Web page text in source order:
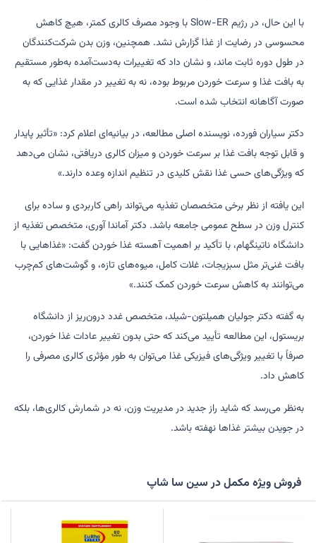
با این حال، در رژیم Slow-ER با وجود مصرف کالری کمتر، هیچ کاهش
محسوسی در رضایت از غذا گزارش نشد. همچنین، وزن بدن شرکت‌کنندگان
در طول دوره ثابت ماند، و نشان داد که تغییرات به‌دست‌آمده به‌طور مستقیم
به بافت غذا و سرعت خوردن مربوط بوده، نه به تغییر در مقدار غذایی که به
صورت آگاهانه انتخاب شده است.
دکتر سیاران فورده، نویسنده اصلی مطالعه، در بیانیه‌ای اعلام کرد: «تأثیر پایدار
و قابل توجه بافت غذا بر سرعت خوردن و میزان کالری دریافتی، نشان می‌دهد
که ویژگی‌های حسی غذا نقش کلیدی در تنظیم اندازه وعده دارند.»
این یافته از نظر برخی متخصصان تغذیه می‌تواند راهی کاربردی و ساده برای
کنترل وزن در سطح عمومی جامعه باشد. دکتر آماندا آوری، متخصص تغذیه از
دانشگاه ناتینگهام، با تأکید بر اهمیت آهسته غذا خوردن گفت: «غذاهایی با
بافت غنی‌تر مثل سبزیجات، غلات کامل، میوه‌های تازه، و گوشت‌های کم‌چرب
می‌توانند به کاهش سرعت خوردن کمک کنند.»
به گفته دکتر جولیان همیلتون-شیلد، متخصص غدد درون‌ریز از دانشگاه
بریستول، این مطالعه تأیید می‌کند که حتی بدون تغییر عادات غذا خوردن،
صرفاً با تغییر ویژگی‌های فیزیکی غذا می‌توان به طور مؤثری کالری مصرفی را
کاهش داد.
به‌نظر می‌رسد که شاید راز جدید در مدیریت وزن، نه در شمارش کالری‌ها، بلکه
در جویدن بیشتر غذاها نهفته باشد.
فروش ویژه مکمل در سین سا شاپ